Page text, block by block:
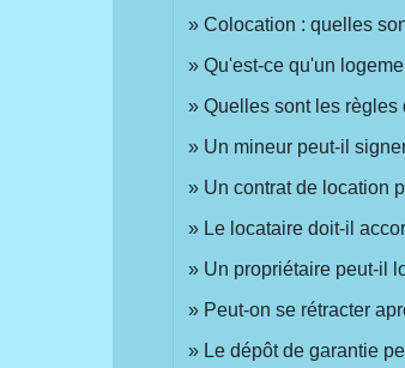
Colocation : quelles
Qu'est-ce qu'un
Quelles sont les
Un mineur peut-il
Un contrat de location
Le locataire doit-il
Un propriétaire peut-il
Peut-on se rétracter
Le dépôt de garantie